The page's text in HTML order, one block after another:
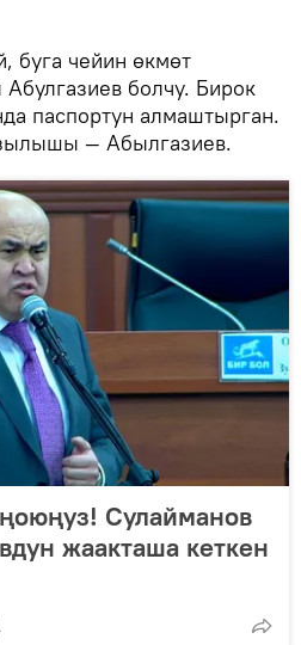
буга чейин өкмөт
болчу. Бирок
паспортун алмаштырган.
— Абылгазиев.
Сулайманов
жаакташа кеткен